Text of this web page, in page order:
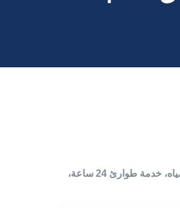
سباك القبلة: سباك شاطر خبرة في جميع مشاكل السباكة. تأسيس وصيانة، تركيب مضخات وسخانات مياه، خدمة طوارئ 24 ساعة،